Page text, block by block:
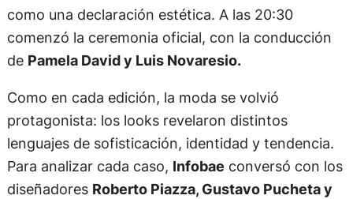
como una declaración estética. A las 20:30
comenzó la ceremonia oficial, con la conducción
de Pamela David y Luis Novaresio.
Como en cada edición, la moda se volvió
protagonista: los looks revelaron distintos
lenguajes de sofisticación, identidad y tendencia.
Para analizar cada caso, Infobae conversó con los
diseñadores Roberto Piazza, Gustavo Pucheta y